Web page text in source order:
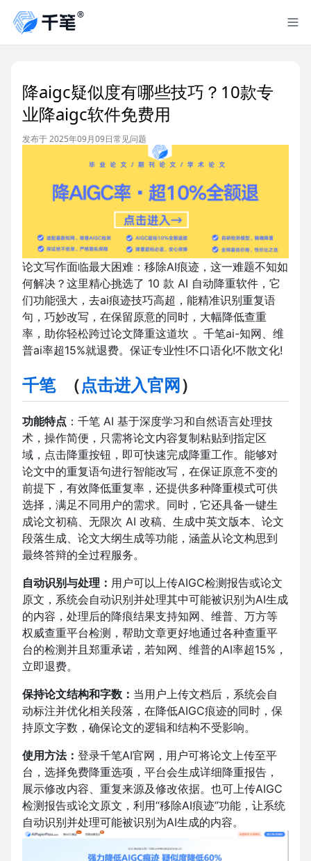
降aigc疑似度有哪些技巧？10款专
业降aigc软件免费用
发布于 2025年09月09日常见问题
论文写作面临最大困难：移除AI痕迹，这一难题不知如
何解决？这里精心挑选了 10 款 AI 自动降重软件，它
们功能强大，去ai痕迹技巧高超，能精准识别重复语
句，巧妙改写，在保留原意的同时，大幅降低查重
率，助你轻松跨过论文降重这道坎 。千笔ai-知网、维
普ai率超15%就退费。保证专业性!不口语化!不散文化!
千笔（点击进入官网 ）
功能特点 ：千笔 AI 基于深度学习和自然语言处理技
术，操作简便，只需将论文内容复制粘贴到指定区
域，点击降重按钮，即可快速完成降重工作。能够对
论文中的重复语句进行智能改写，在保证原意不变的
前提下，有效降低重复率，还提供多种降重模式可供
选择，满足不同用户的需求。同时，它还具备一键生
成论文初稿、无限次 AI 改稿、生成中英文版本、论文
段落生成、论文大纲生成等功能，涵盖从论文构思到
最终答辩的全过程服务。
自动识别与处理： 用户可以上传AIGC检测报告或论文
原文，系统会自动识别并处理其中可能被识别为AI生成
的内容，处理后的降痕结果支持知网、维普、万方等
权威查重平台检测，帮助文章更好地通过各种查重平
台的检测并且郑重承诺，若知网、维普的AI率超15%，
立即退费。
保持论文结构和字数： 当用户上传文档后，系统会自
动标注并优化相关段落，在降低AIGC痕迹的同时，保
持原文字数，确保论文的逻辑和结构不受影响。
使用方法： 登录千笔AI官网， 用户可将论文上传至平
台，选择免费降重选项，平台会生成详细降重报告，
展示修改内容、重复来源及修改依据。也可上传AIGC
检测报告或论文原文，利用“移除AI痕迹”功能，让系统
自动识别并处理可能被识别为AI生成的内容。